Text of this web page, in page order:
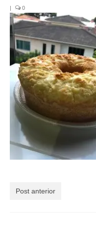
Contato
Currículo
| 0
Post anterior